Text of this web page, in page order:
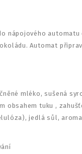
nápojového automatu
Automat
mléko, sušená
obsahem tuku ,
jedlá sůl,